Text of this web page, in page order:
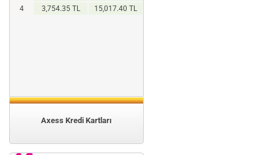
4
3,754.35 TL 15,017.40 TL
Axess Kredi Kartları